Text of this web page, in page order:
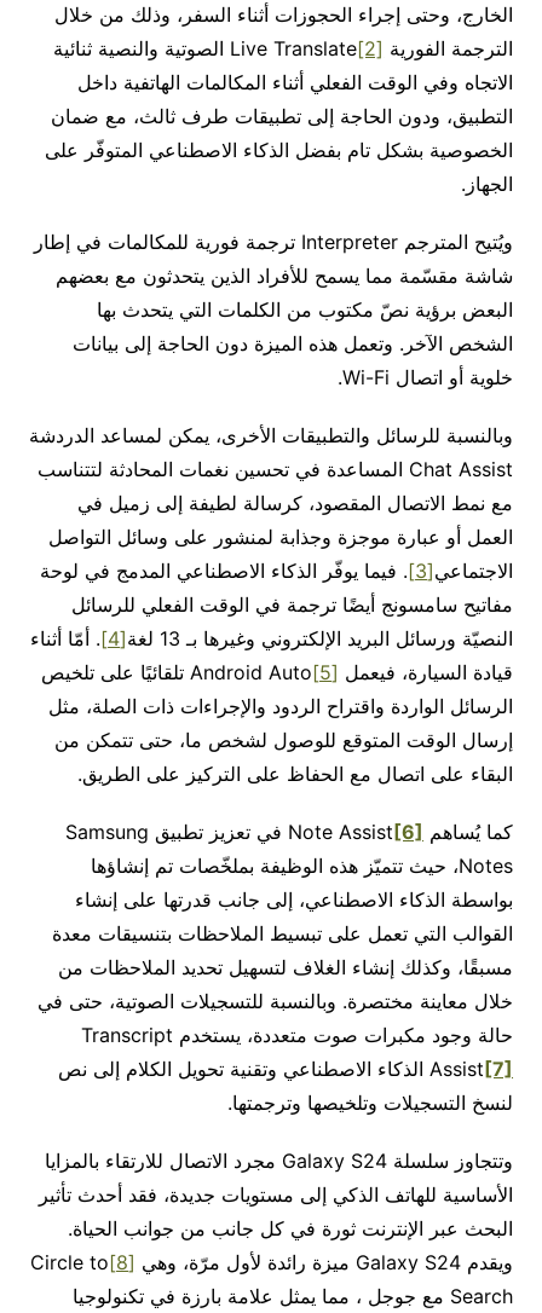
الخارج، وحتى إجراء الحجوزات أثناء السفر، وذلك من خلال
الترجمة الفورية Live Translate [2]
الصوتية والنصية ثنائية
الاتجاه وفي الوقت الفعلي أثناء المكالمات الهاتفية داخل
التطبيق، ودون الحاجة إلى تطبيقات طرف ثالث، مع ضمان
الخصوصية بشكل تام بفضل الذكاء الاصطناعي المتوفّر على
الجهاز.
ويُتيح المترجم Interpreter ترجمة فورية للمكالمات في إطار
شاشة مقسّمة مما يسمح للأفراد الذين يتحدثون مع بعضهم
البعض برؤية نصّ مكتوب من الكلمات التي يتحدث بها
الشخص الآخر. وتعمل هذه الميزة دون الحاجة إلى بيانات
خلوية أو اتصال Wi-Fi.
وبالنسبة للرسائل والتطبيقات الأخرى، يمكن لمساعد الدردشة
Chat Assist المساعدة في تحسين نغمات المحادثة لتتناسب
مع نمط الاتصال المقصود، كرسالة لطيفة إلى زميل في
العمل أو عبارة موجزة وجذابة لمنشور على وسائل التواصل
الاجتماعي[3]
. فيما يوفّر الذكاء الاصطناعي المدمج في لوحة
مفاتيح سامسونج أيضًا ترجمة في الوقت الفعلي للرسائل
النصيّة ورسائل البريد الإلكتروني وغيرها بـ 13 لغة
[4]
. أمّا أثناء
قيادة السيارة، فيعمل[5]
Android Auto تلقائيًا على تلخيص
الرسائل الواردة واقتراح الردود والإجراءات ذات الصلة، مثل
إرسال الوقت المتوقع للوصول لشخص ما، حتى تتمكن من
البقاء على اتصال مع الحفاظ على التركيز على الطريق.
كما يُساهم Note Assist[6]
في تعزيز تطبيق Samsung
Notes، حيث تتميّز هذه الوظيفة بملخّصات تم إنشاؤها
بواسطة الذكاء الاصطناعي، إلى جانب قدرتها على إنشاء
القوالب التي تعمل على تبسيط الملاحظات بتنسيقات معدة
مسبقًا، وكذلك إنشاء الغلاف لتسهيل تحديد الملاحظات من
خلال معاينة مختصرة. وبالنسبة للتسجيلات الصوتية، حتى في
حالة وجود مكبرات صوت متعددة، يستخدم Transcript
Assist[7]
الذكاء الاصطناعي وتقنية تحويل الكلام إلى نص
لنسخ التسجيلات وتلخيصها وترجمتها.
وتتجاوز سلسلة Galaxy S24 مجرد الاتصال للارتقاء بالمزايا
الأساسية للهاتف الذكي إلى مستويات جديدة، فقد أحدث تأثير
البحث عبر الإنترنت ثورة في كل جانب من جوانب الحياة.
ويقدم Galaxy S24 ميزة رائدة لأول مرّة، وهي
[8]
Circle to
Search مع جوجل ، مما يمثل علامة بارزة في تكنولوجيا